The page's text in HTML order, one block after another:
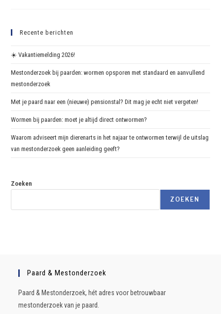
Recente berichten
☀️ Vakantiemelding 2026!
Mestonderzoek bij paarden: wormen opsporen met standaard en aanvullend
mestonderzoek
Met je paard naar een (nieuwe) pensionstal? Dit mag je echt niet vergeten!
Wormen bij paarden: moet je altijd direct ontwormen?
Waarom adviseert mijn dierenarts in het najaar te ontwormen terwijl de uitslag
van mestonderzoek geen aanleiding geeft?
Zoeken
ZOEKEN
Paard & Mestonderzoek
Paard & Mestonderzoek, hét adres voor betrouwbaar
mestonderzoek van je paard.